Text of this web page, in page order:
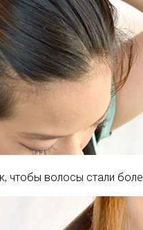
чтобы волосы стали